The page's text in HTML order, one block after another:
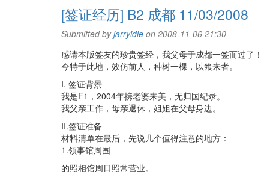
证
经
历]
B2
上
海
[签证经历] B2 成都 11/03/2008
Submitted byjarryidle on 2008-11-06 21:30
感请本版签友的珍贵签经，我父母于成都一签而过了！
今特于此地，效仿前人，种树一棵，以飨来者。
I. 签证背景
我是F1，2004年携老婆来美，无归国纪录。
我父亲工作，母亲退休，姐姐在父母身边。
II.签证准备
材料清单在最后，先说几个值得注意的地方：
1.领事馆周围
的照相馆周日照常营业。